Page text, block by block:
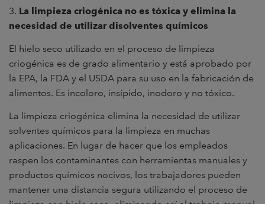
3. La limpieza criogénica no es tóxica y elimina la
necesidad de utilizar disolventes químicos
El hielo seco utilizado en el proceso de limpieza
criogénica es de grado alimentario y está aprobado por
la EPA, la FDA y el USDA para su uso en la fabricación de
alimentos. Es incoloro, insípido, inodoro y no tóxico.
La limpieza criogénica elimina la necesidad de utilizar
solventes químicos para la limpieza en muchas
aplicaciones. En lugar de hacer que los empleados
raspen los contaminantes con herramientas manuales y
productos químicos nocivos, los trabajadores pueden
mantener una distancia segura utilizando el proceso de